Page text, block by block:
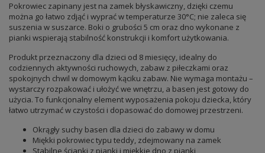
Pokrowiec zapinany jest na zamek błyskawiczny, dzięki czemu
można go łatwo zdjąć i wyprać w temperaturze 30°C; nie zaleca się
suszenia w suszarce. Boki o grubości 5 cm oraz dno wykonane z
pianki wspierają stabilność konstrukcji i komfort użytkowania.
Produkt przeznaczony dla dzieci od 8 miesięcy, idealny do
codziennych aktywności ruchowych, zabaw z piłeczkami oraz
spokojnych chwil w domowym kąciku zabaw. Nie wymaga montażu –
wystarczy rozpakować i ułożyć we wnętrzu, a basen jest gotowy do
użycia. To funkcjonalny element wyposażenia pokoju dziecka, który
łatwo utrzymać w czystości i dopasować do domowej przestrzeni.
Okrągły suchy basen dla dzieci do zabawy w domu
Miękki pokrowiec typu teddy, zdejmowany na zamek
Stabilne ścianki z pianki i miękkie dno z pianki